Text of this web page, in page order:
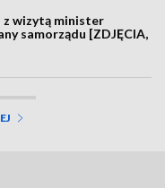
z wizytą minister
samorządu [ZDJĘCIA,